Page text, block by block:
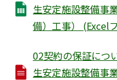
生安定施設整備事
備）工事） (Excel
02契約の保証につ
生安定施設整備事